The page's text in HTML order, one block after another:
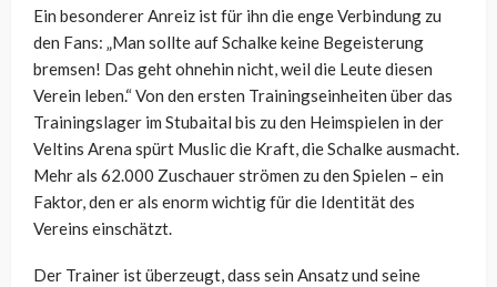
Ein besonderer Anreiz ist für ihn die enge Verbindung zu
den Fans: „Man sollte auf Schalke keine Begeisterung
bremsen! Das geht ohnehin nicht, weil die Leute diesen
Verein leben.“ Von den ersten Trainingseinheiten über das
Trainingslager im Stubaital bis zu den Heimspielen in der
Veltins Arena spürt Muslic die Kraft, die Schalke ausmacht.
Mehr als 62.000 Zuschauer strömen zu den Spielen – ein
Faktor, den er als enorm wichtig für die Identität des
Vereins einschätzt.
Der Trainer ist überzeugt, dass sein Ansatz und seine